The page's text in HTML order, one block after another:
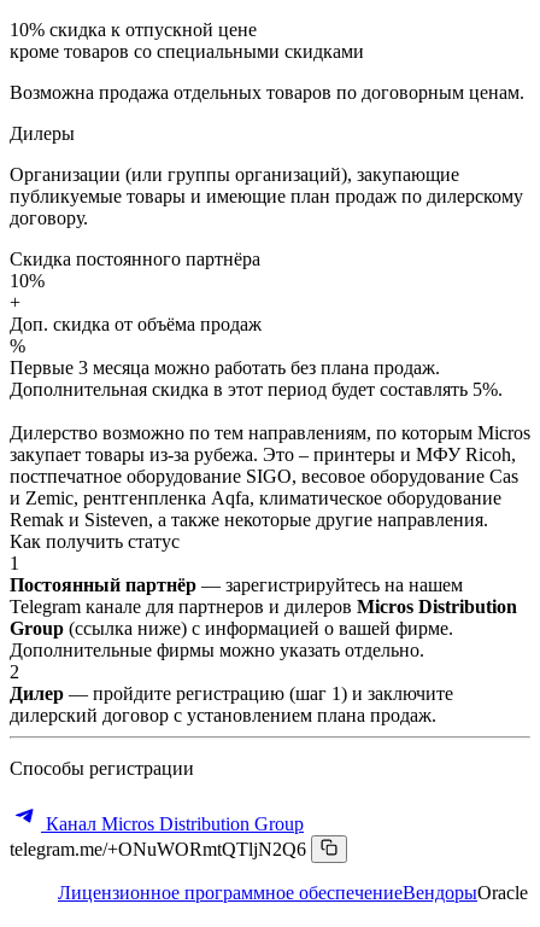
10% скидка к отпускной цене
кроме товаров со специальными скидками
Возможна продажа отдельных товаров по договорным ценам.
Дилеры
Организации (или группы организаций), закупающие
публикуемые товары и имеющие план продаж по дилерскому
договору.
Скидка постоянного партнёра
10%
+
Доп. скидка от объёма продаж
%
Первые 3 месяца можно работать без плана продаж.
Дополнительная скидка в этот период будет составлять 5%.
Дилерство возможно по тем направлениям, по которым Micros
закупает товары из-за рубежа. Это – принтеры и МФУ Ricoh,
постпечатное оборудование SIGO, весовое оборудование Cas
и Zemic, рентгенпленка Aqfa, климатическое оборудование
Remak и Sisteven, а также некоторые другие направления.
Как получить статус
1
Постоянный партнёр — зарегистрируйтесь на нашем
Telegram канале для партнеров и дилеров Micros Distribution
Group (ссылка ниже) с информацией о вашей фирме.
Дополнительные фирмы можно указать отдельно.
2
Дилер — пройдите регистрацию (шаг 1) и заключите
дилерский договор с установлением плана продаж.
Способы регистрации
Канал Micros Distribution Group
telegram.me/+ONuWORmtQTljN2Q6
Лицензионное программное обеспечениеВендорыOracle